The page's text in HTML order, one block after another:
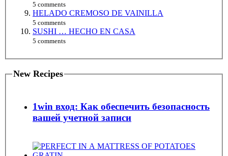
5 comments
HELADO CREMOSO DE VAINILLA
5 comments
SUSHI … HECHO EN CASA
5 comments
New Recipes
1win вход: Как обеспечить безопасность
вашей учетной записи